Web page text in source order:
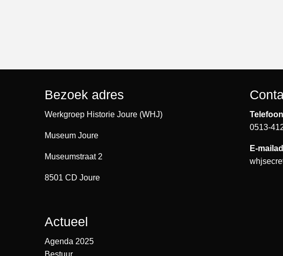
Bezoek adres
Werkgroep Historie Joure (WHJ)
Museum Joure
Museumstraat 2
8501 CD Joure
0513-
E-
Actueel
Agenda 2025